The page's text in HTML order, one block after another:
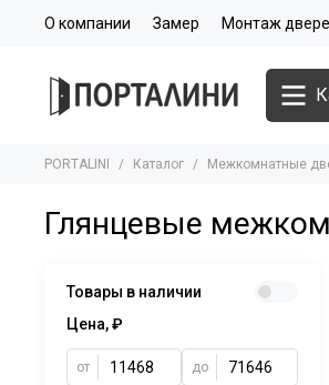
О компании Замер Монтаж
PORTALINI Каталог Межкомнатные
Глянцевые
Товары в наличии
Цена, ₽
от до